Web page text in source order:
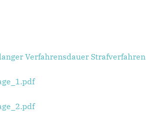
Verfahrensdauer Strafverfahren